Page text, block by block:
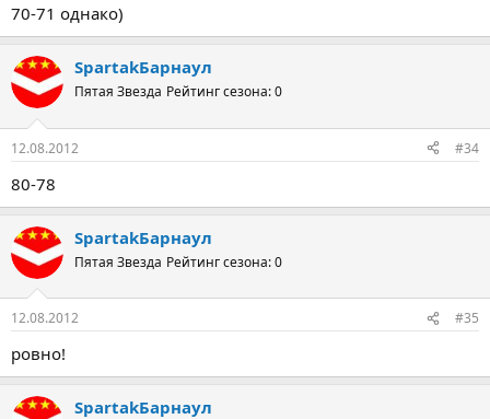
70-71 однако)
SpartakБарнаул
Пятая Звезда Рейтинг сезона: 0
12.08.2012 #34
80-78
SpartakБарнаул
Пятая Звезда Рейтинг сезона: 0
12.08.2012 #35
ровно!
SpartakБарнаул